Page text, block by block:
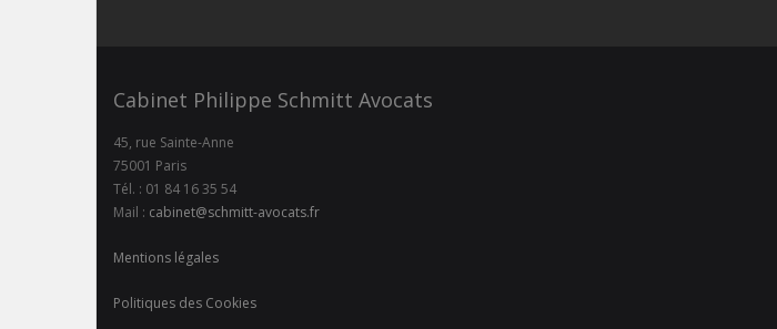
Cabinet Philippe Schmitt Avocats
45, rue Sainte-Anne
75001 Paris
Tél. : 01 84 16 35 54
Mail : cabinet@schmitt-avocats.fr
Mentions légales
Politiques des Cookies